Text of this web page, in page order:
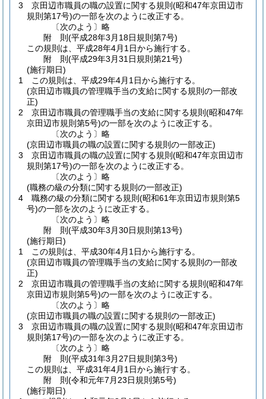
3
京田辺市職員の職の設置に関する規則 (昭和47年京田辺市
規則第17号)の一部を次のように改正する。
〔次のよう〕略
附 則(平成28年3月18日規則第7号)
この規則は、平成28年4月1日から施行する。
附 則(平成29年3月31日規則第21号)
(施行期日)
1
この規則は、平成29年4月1日から施行する。
(京田辺市職員の管理職手当の支給に関する規則の一部改
正)
2
京田辺市職員の管理職手当の支給に関する規則 (昭和47年
京田辺市規則第5号)の一部を次のように改正する。
〔次のよう〕略
(京田辺市職員の職の設置に関する規則の一部改正)
3
京田辺市職員の職の設置に関する規則 (昭和47年京田辺市
規則第17号)の一部を次のように改正する。
〔次のよう〕略
(職務の級の分類に関する規則の一部改正)
4
職務の級の分類に関する規則 (昭和61年京田辺市規則第5
号)の一部を次のように改正する。
〔次のよう〕略
附 則(平成30年3月30日規則第13号)
(施行期日)
1
この規則は、平成30年4月1日から施行する。
(京田辺市職員の管理職手当の支給に関する規則の一部改
正)
2
京田辺市職員の管理職手当の支給に関する規則 (昭和47年
京田辺市規則第5号)の一部を次のように改正する。
〔次のよう〕略
(京田辺市職員の職の設置に関する規則の一部改正)
3
京田辺市職員の職の設置に関する規則 (昭和47年京田辺市
規則第17号)の一部を次のように改正する。
〔次のよう〕略
附 則(平成31年3月27日規則第3号)
この規則は、平成31年4月1日から施行する。
附 則(令和元年7月23日規則第5号)
(施行期日)